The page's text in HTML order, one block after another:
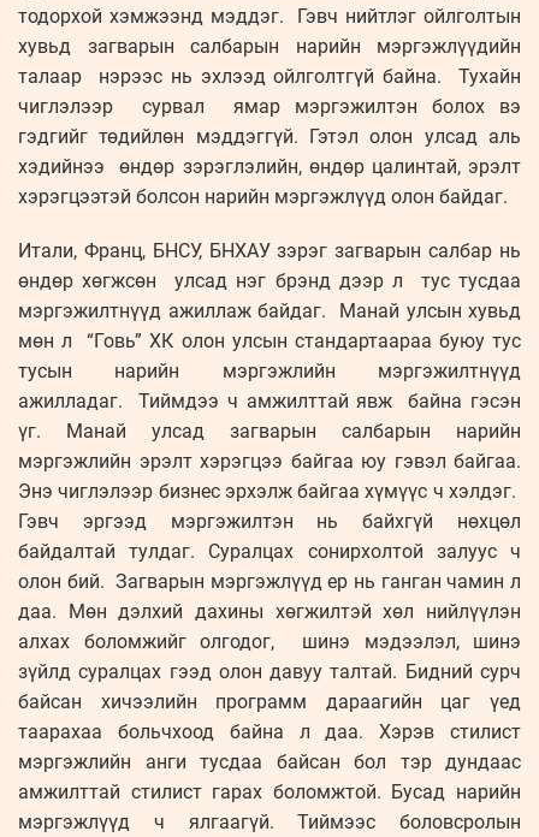
тодорхой хэмжээнд мэддэг. Гэвч нийтлэг ойлголтын
хувьд загварын салбарын нарийн мэргэжлүүдийн
талаар нэрээс нь эхлээд ойлголтгүй байна. Тухайн
чиглэлээр сурвал ямар мэргэжилтэн болох вэ
гэдгийг төдийлөн мэддэггүй. Гэтэл олон улсад аль
хэдийнээ өндөр зэрэглэлийн, өндөр цалинтай, эрэлт
хэрэгцээтэй болсон нарийн мэргэжлүүд олон байдаг.
Итали, Франц, БНСУ, БНХАУ зэрэг загварын салбар нь
өндөр хөгжсөн улсад нэг брэнд дээр л тус тусдаа
мэргэжилтнүүд ажиллаж байдаг. Манай улсын хувьд
мөн л “Говь” ХК олон улсын стандартаараа буюу тус
тусын нарийн мэргэжлийн мэргэжилтнүүд
ажилладаг. Тиймдээ ч амжилттай явж байна гэсэн
үг. Манай улсад загварын салбарын нарийн
мэргэжлийн эрэлт хэрэгцээ байгаа юу гэвэл байгаа.
Энэ чиглэлээр бизнес эрхэлж байгаа хүмүүс ч хэлдэг.
Гэвч эргээд мэргэжилтэн нь байхгүй нөхцөл
байдалтай тулдаг. Суралцах сонирхолтой залуус ч
олон бий. Загварын мэргэжлүүд ер нь ганган чамин л
даа. Мөн дэлхий дахины хөгжилтэй хөл нийлүүлэн
алхах боломжийг олгодог, шинэ мэдээлэл, шинэ
зүйлд суралцах гээд олон давуу талтай. Бидний сурч
байсан хичээлийн программ дараагийн цаг үед
таарахаа больчхоод байна л даа. Хэрэв стилист
мэргэжлийн анги тусдаа байсан бол тэр дундаас
амжилттай стилист гарах боломжтой. Бусад нарийн
мэргэжлүүд ч ялгаагүй. Тиймээс боловсролын